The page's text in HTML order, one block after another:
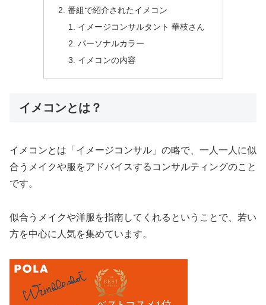
番組で紹介されたイメコン
イメージコンサルタント 華枝さん
パーソナルカラー
イメコンの内容
イメコンとは？
イメコンとは「イメージコンサル」の略で、一人一人に似
合うメイクや服をアドバイスするコンサルティングのこと
です。
似合うメイクや洋服を指南してくれるということで、若い
方を中心に人気を集めています。